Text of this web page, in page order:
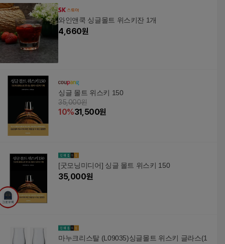
와인앤쿡 싱글몰트 위스키잔 1개
4,660원
싱글 몰트 위스키 150
35,000원
10%31,500원
[굿모닝미디어] 싱글 몰트 위스키 150
35,000원
마누크리스탈 (L09035)싱글몰트 위스키 글라스(1